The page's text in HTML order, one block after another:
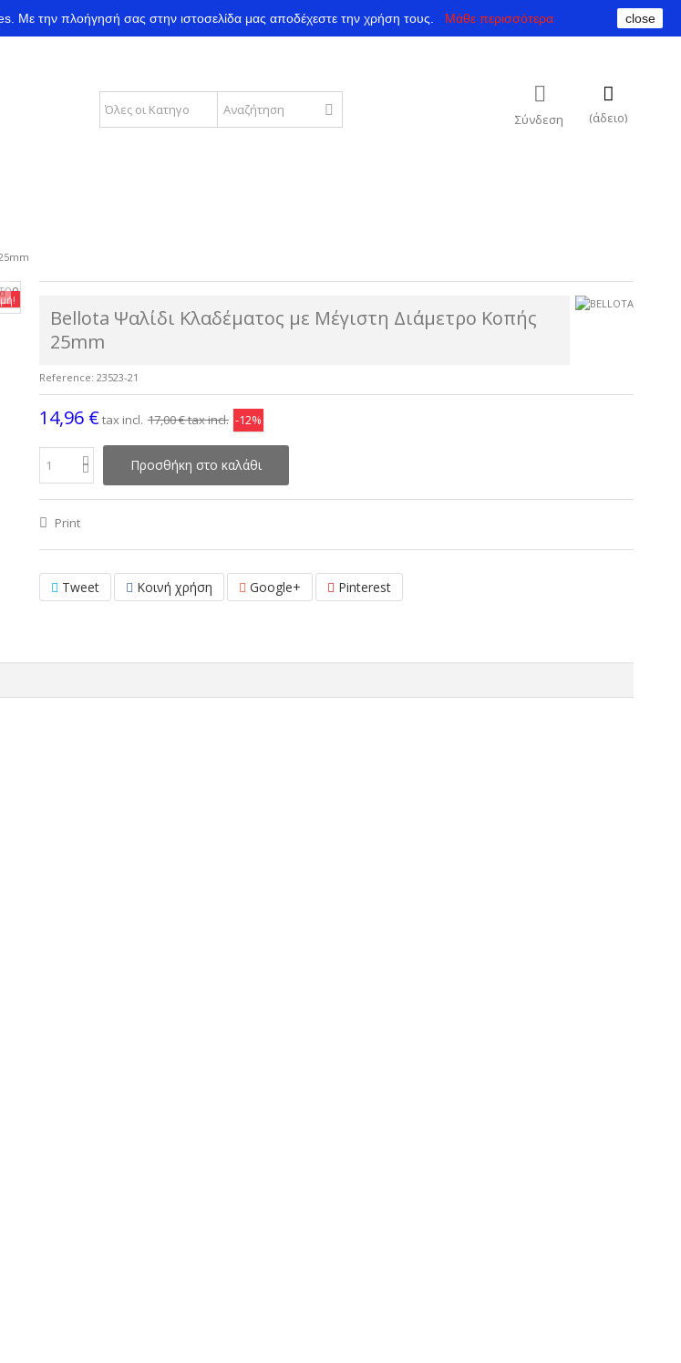
(άδειο)
Σύνδεση
Bellota Ψαλίδι Κλαδέματος με Μέγιστη Διάμετρο Κοπής
25mm
Reference: 23523-21
14,96 €tax incl. 17,00 €tax incl. -12%
Προσθήκη στο καλάθι
Print
Tweet Κοινή χρήση Google+ Pinterest
Με την πλοήγησή σας στην ιστοσελίδα μας αποδέχεστε την χρήση τους. Μάθε περισσότερα close